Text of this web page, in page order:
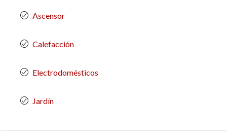
Ascensor
Calefacción
Electrodomésticos
Jardín